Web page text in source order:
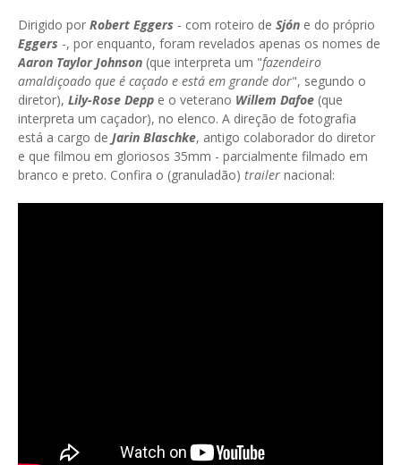
Dirigido por Robert Eggers - com roteiro de Sjón e do próprio
Eggers -, por enquanto, foram revelados apenas os nomes de
Aaron Taylor Johnson (que interpreta um "fazendeiro
amaldiçoado que é caçado e está em grande dor", segundo o
diretor), Lily-Rose Depp e o veterano Willem Dafoe (que
interpreta um caçador), no elenco. A direção de fotografia
está a cargo de Jarin Blaschke, antigo colaborador do diretor
e que filmou em gloriosos 35mm - parcialmente filmado em
branco e preto. Confira o (granuladão) trailer nacional: